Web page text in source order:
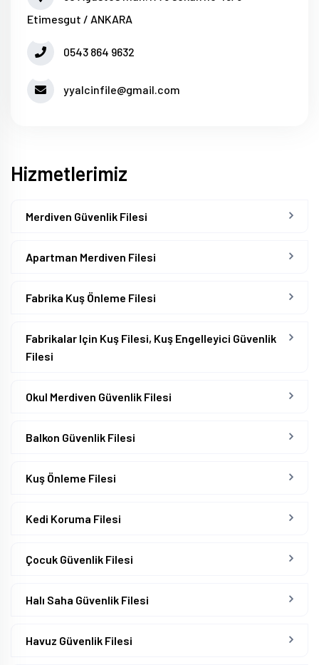
Etimesgut / ANKARA
0543 864 9632
yyalcinfile@gmail.com
Hizmetlerimiz
Merdiven Güvenlik Filesi
Apartman Merdiven Filesi
Fabrika Kuş Önleme Filesi
Fabrikalar Için Kuş Filesi, Kuş Engelleyici Güvenlik
Filesi
Okul Merdiven Güvenlik Filesi
Balkon Güvenlik Filesi
Kuş Önleme Filesi
Kedi Koruma Filesi
Çocuk Güvenlik Filesi
Halı Saha Güvenlik Filesi
Havuz Güvenlik Filesi